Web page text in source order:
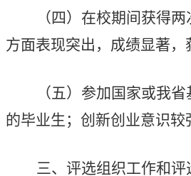
（四）在校期间获得
方面表现突出，成绩显著，
（五）参加国家或我
的毕业生；创新创业意识较
三、评选组织工作和评